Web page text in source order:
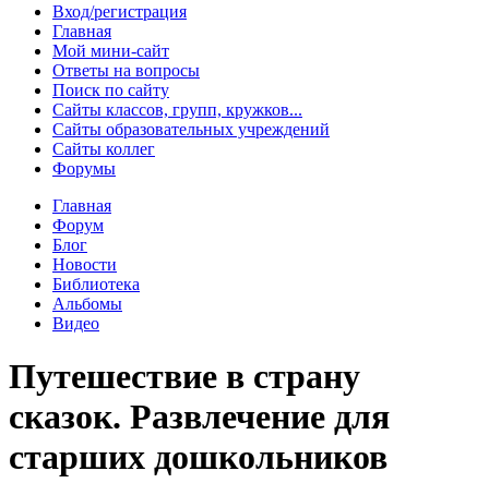
Вход/регистрация
Главная
Мой мини-сайт
Ответы на вопросы
Поиск по сайту
Сайты классов, групп, кружков...
Сайты образовательных учреждений
Сайты коллег
Форумы
Главная
Форум
Блог
Новости
Библиотека
Альбомы
Видео
Путешествие в страну
сказок. Развлечение для
старших дошкольников